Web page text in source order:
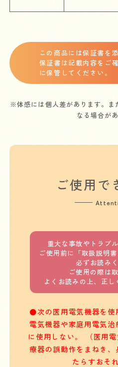
この商品には保証書を
保証書は記載内容をご
に保管してください。
※体感には個人差があります。ま
なる場合が
ご使用で
重大な事故やトラブ
ご使用前に「取扱説明
必ずお読みく
ご使用の際は
よくお読みの上、正し
●次の医用電気機器を使
電気機器や家庭用電気
に使用しない。 （医用
療器の誤動作をまねき、
たらすおそ